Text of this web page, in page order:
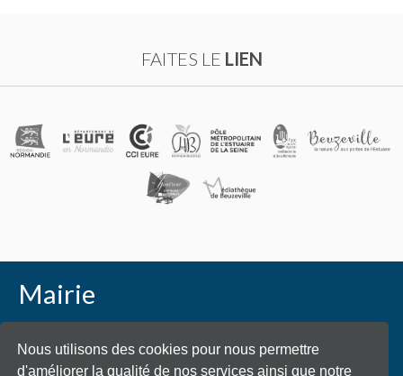
Nous utilisons des cookies pour nous permettre
d'améliorer la qualité de nos services ainsi que notre
FAITES LE LIEN
Mairie
Place Général de Gaulle - 27210 Beuzeville